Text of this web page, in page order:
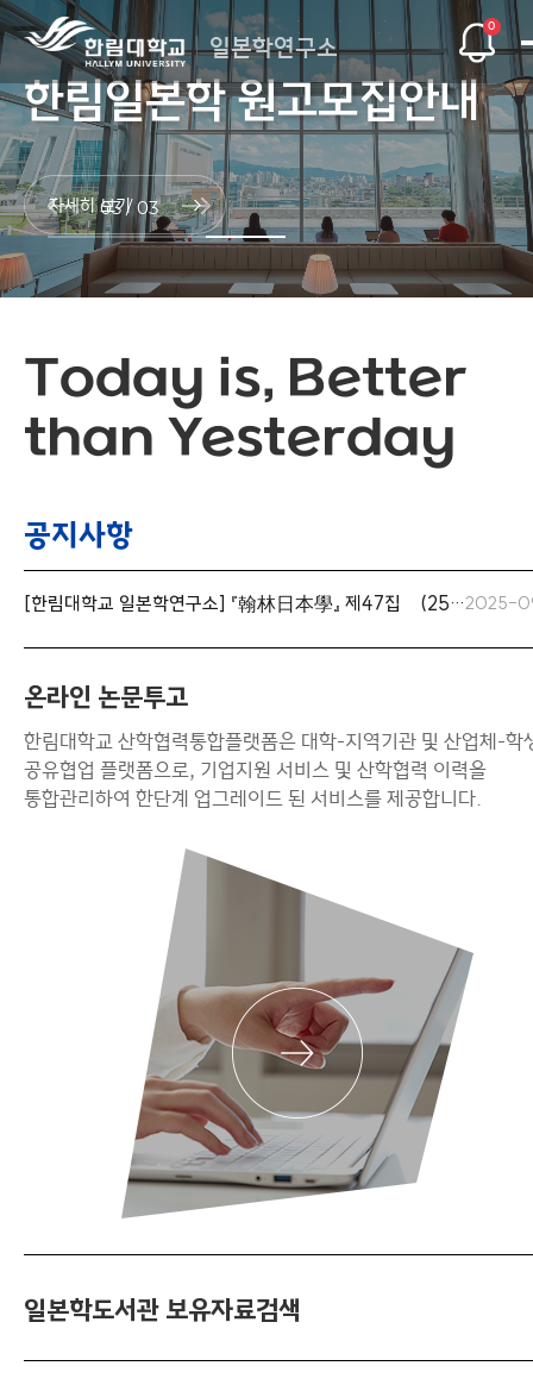
일본학연구소
0
일본학도서관 소개 및 이용
한림일본학 원고모집안내
소장 인사말
일본학도서관 소개 및 이용
한림일본학 원고모집안내
자세히 보기
소장 인사말
일본학도서관 소개 및 이용
03 / 03
Today is, Better
than Yesterday
온라인 논문투고
한림대학교 산학협력통합플랫폼은 대학-지역기관 및 산업체-학
공유협업 플랫폼으로, 기업지원 서비스 및 산학협력 이력을
통합관리하여 한단계 업그레이드 된 서비스를 제공합니다.
일본학도서관 보유자료검색
공지사항
[한림대학교 일본학연구소] 『翰林日本學』 제47집 (25/10/31 마감, 12/31 발간2025-